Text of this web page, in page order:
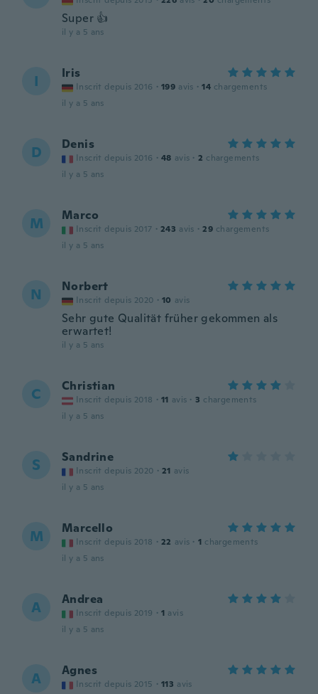
Super 👍
il y a 5 ans
I Iris
Inscrit depuis 2016 · 199 avis · 14 chargements
il y a 5 ans
D Denis
Inscrit depuis 2016 · 48 avis · 2 chargements
il y a 5 ans
M Marco
Inscrit depuis 2017 · 243 avis · 29 chargements
il y a 5 ans
N Norbert
Inscrit depuis 2020 · 10 avis
Sehr gute Qualität früher gekommen als
erwartet!
il y a 5 ans
C Christian
Inscrit depuis 2018 · 11 avis · 3 chargements
il y a 5 ans
S Sandrine
Inscrit depuis 2020 · 21 avis
il y a 5 ans
M Marcello
Inscrit depuis 2018 · 22 avis · 1 chargements
il y a 5 ans
A Andrea
Inscrit depuis 2019 · 1 avis
il y a 5 ans
A Agnes
Inscrit depuis 2015 · 113 avis